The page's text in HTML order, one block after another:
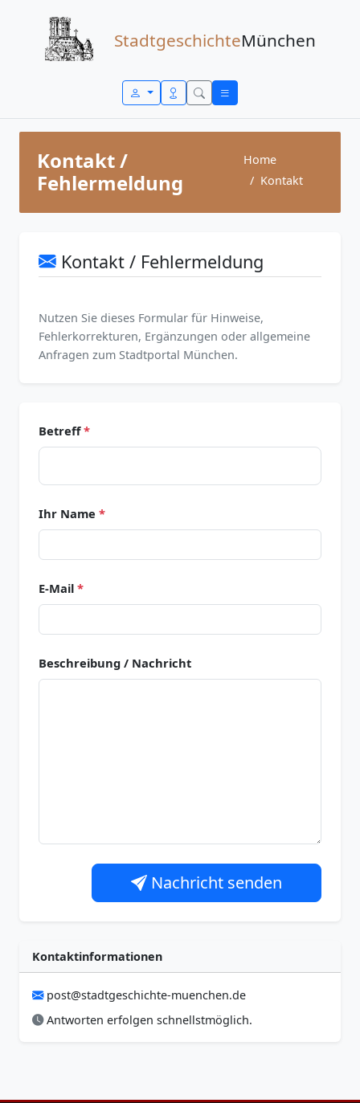
StadtgeschichteMünchen
Kontakt /
Fehlermeldung
Home
Kontakt
Kontakt / Fehlermeldung
Nutzen Sie dieses Formular für Hinweise,
Fehlerkorrekturen, Ergänzungen oder allgemeine
Anfragen zum Stadtportal München.
Betreff*
Ihr Name *
E-Mail *
Beschreibung / Nachricht
Nachricht senden
Kontaktinformationen
post@stadtgeschichte-muenchen.de
Antworten erfolgen schnellstmöglich.